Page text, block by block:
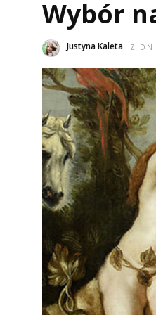
Wybór
Justyna Kaleta Z